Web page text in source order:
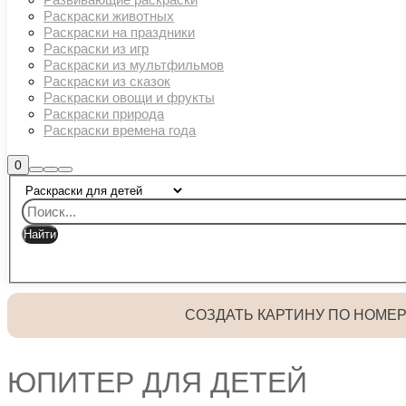
Раскраски животных
Раскраски на праздники
Раскраски из игр
Раскраски из мультфильмов
Раскраски из сказок
Раскраски овощи и фрукты
Раскраски природа
Раскраски времена года
0Боковая
панель
магазина
Найти
Больше
информации
Главное
меню
СОЗДАТЬ КАРТИНУ ПО
ЮПИТЕР ДЛЯ ДЕТЕЙ